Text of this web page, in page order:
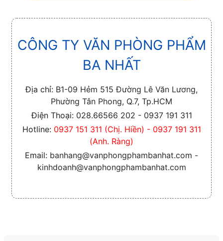
CÔNG TY VĂN PHÒNG PHẨM
BA NHẤT
Địa chỉ: B1-09 Hẻm 515 Đường Lê Văn Lương,
Phường Tân Phong, Q.7, Tp.HCM
Điện Thoại: 028.66566 202 - 0937 191 311
Hotline: 0937 151 311 (Chị. Hiền) - 0937 191 311
(Anh. Ràng)
Email: banhang@vanphongphambanhat.com -
kinhdoanh@vanphongphambanhat.com